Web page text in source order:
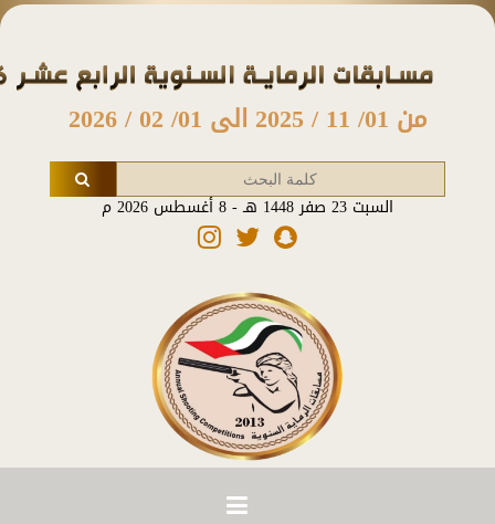
من 01/ 11 / 2025 الى 01/ 02 / 2026
السبت 23 صفر 1448 هـ - 8 أغسطس 2026 م